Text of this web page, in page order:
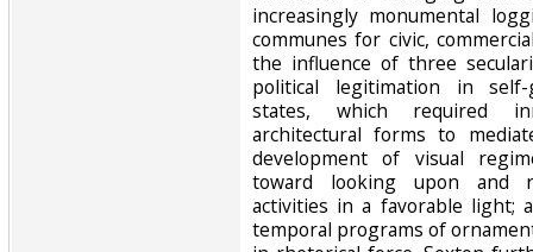
increasingly monumental
communes for civic,
the influence of three
political legitimation in self-
states, which required
architectural forms to
development of visual
toward looking upon and
activities in a favorable light;
temporal programs of